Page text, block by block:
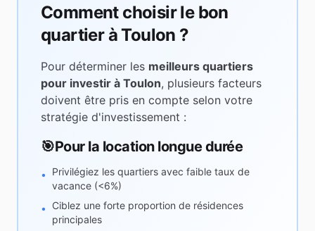
Comment choisir le bon
quartier àToulon ?
Pour déterminer les meilleurs quartiers
pour investir à Toulon, plusieurs facteurs
doivent être pris en compte selon votre
stratégie d'investissement :
🎯Pour la location longue durée
•
Privilégiez les quartiers avec faible taux de
vacance (<6%)
•
Ciblez une forte proportion de résidences
principales